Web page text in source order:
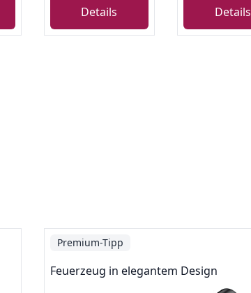
Details Details
Premium-Tipp
Feuerzeug in elegantem Design